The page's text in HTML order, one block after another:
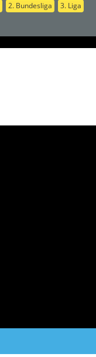
2. Bundesliga
3. Liga